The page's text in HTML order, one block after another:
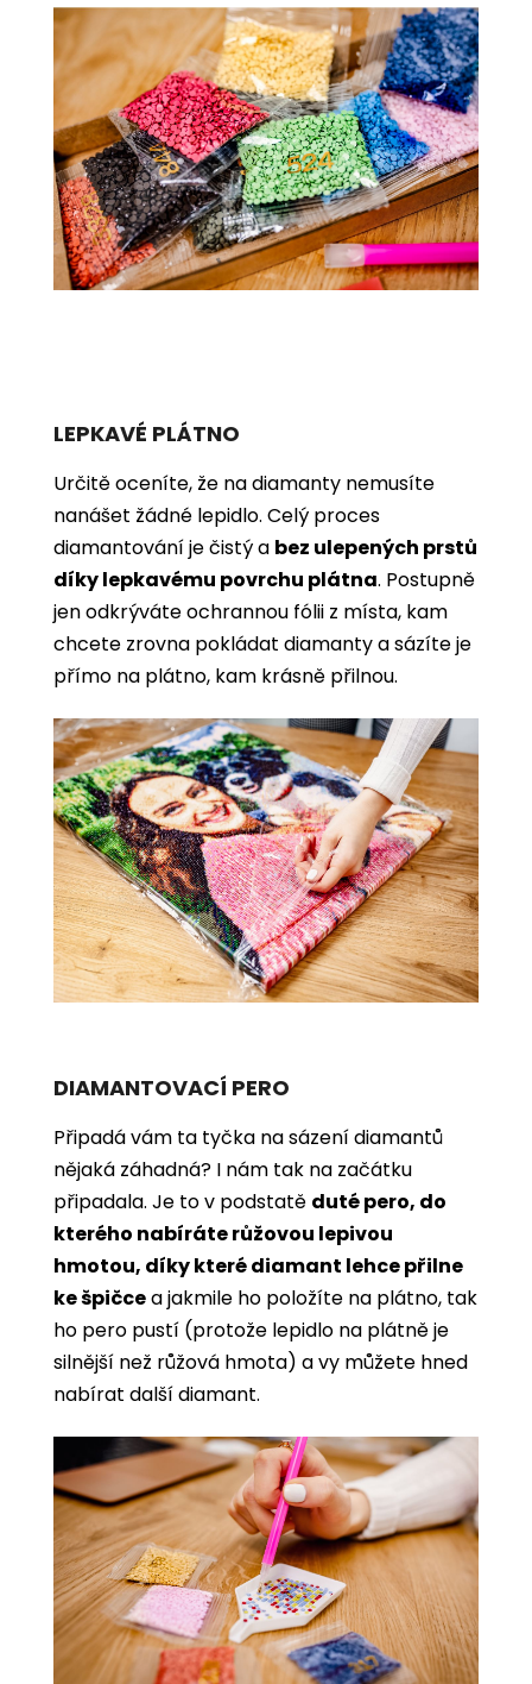
LEPKAVÉ PLÁTNO
Určitě oceníte, že na diamanty nemusíte
nanášet žádné lepidlo. Celý proces
diamantování je čistý a bez ulepených prstů
díky lepkavému povrchu plátna. Postupně
jen odkrýváte ochrannou fólii z místa, kam
chcete zrovna pokládat diamanty a sázíte je
přímo na plátno, kam krásně přilnou.
DIAMANTOVACÍ PERO
Připadá vám ta tyčka na sázení diamantů
nějaká záhadná? I nám tak na začátku
připadala. Je to v podstatě duté pero, do
kterého nabíráte růžovou lepivou
hmotou, díky které diamant lehce přilne
ke špičcea jakmile ho položíte na plátno, tak
ho pero pustí (protože lepidlo na plátně je
silnější než růžová hmota) a vy můžete hned
nabírat další diamant.